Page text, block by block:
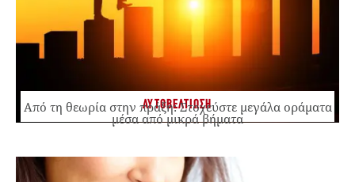
ΑΥΤΟΒΕΛΤΙΩΣΗ
Από τη θεωρία στην πράξη: Στοχεύστε μεγάλα οράματα
μέσα από μικρά βήματα